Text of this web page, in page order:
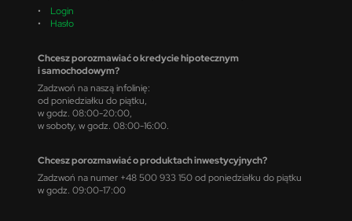
• Login
• Hasło
Chcesz porozmawiać o kredycie hipotecznym
i samochodowym?
Zadzwoń na naszą infolinię:
od poniedziałku do piątku,
w godz. 08:00-20:00,
w soboty, w godz. 08:00-16:00.
Chcesz porozmawiać o produktach inwestycyjnych?
Zadzwoń na numer +48 500 933 150 od poniedziałku do piątku
w godz. 09:00-17:00